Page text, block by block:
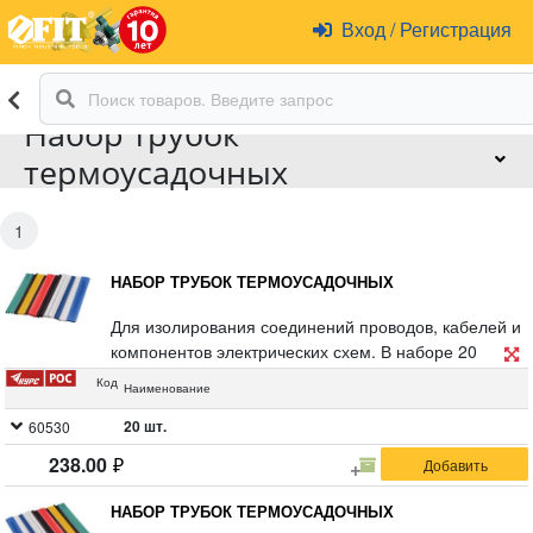
Вход /Регистрация
Набор трубок
термоусадочных
1
НАБОР ТРУБОК ТЕРМОУСАДОЧНЫХ
Для изолирования соединений проводов, кабелей и
компонентов электрических схем. В наборе 20
разноцветных трубок длиной 100 мм (2 мм - 2 шт; 3
2 шт; 10 мм - 1 шт). Коэффицент усадки 2:1.
Материал: полиолефин.
Код Наименование
60530 20 шт.
238.00
НАБОР ТРУБОК ТЕРМОУСАДОЧНЫХ